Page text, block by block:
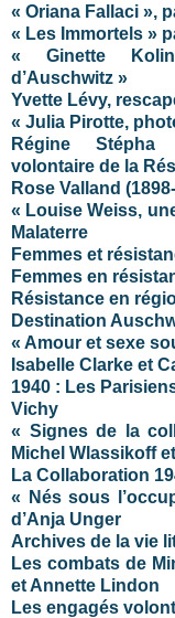
« Oriana Fallaci »,
« Les Immortels »
« Ginette
d’Auschwitz »
Yvette Lévy,
« Julia Pirotte,
Régine Stépha
volontaire de la
Rose Valland
« Louise Weiss,
Malaterre
Femmes et
Femmes en
Résistance en
Destination
« Amour et sexe
Isabelle Clarke et
1940 : Les
Vichy
« Signes de la
Michel Wlassikoff
La Collaboration
« Nés sous
d’Anja Unger
Archives de la vie
Les combats de
et Annette Lindon
Les engagés